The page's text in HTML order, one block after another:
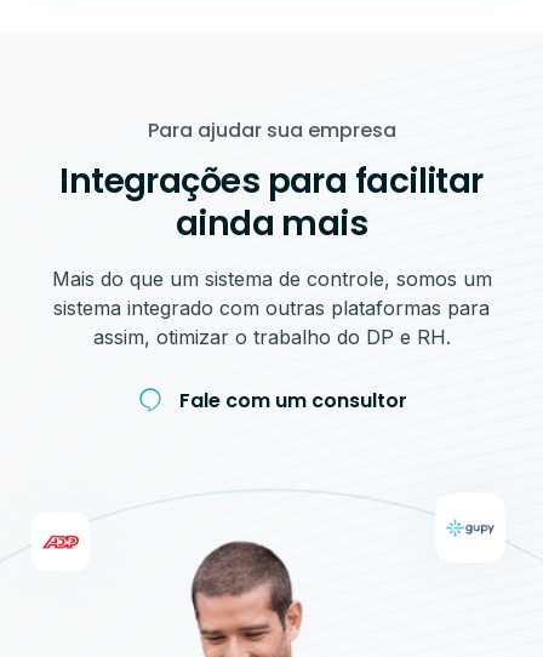
Para ajudar sua empresa
Integrações para facilitar
ainda mais
Mais do que um sistema de controle, somos um
sistema integrado com outras plataformas para
assim, otimizar o trabalho do DP e RH.
Fale com um consultor